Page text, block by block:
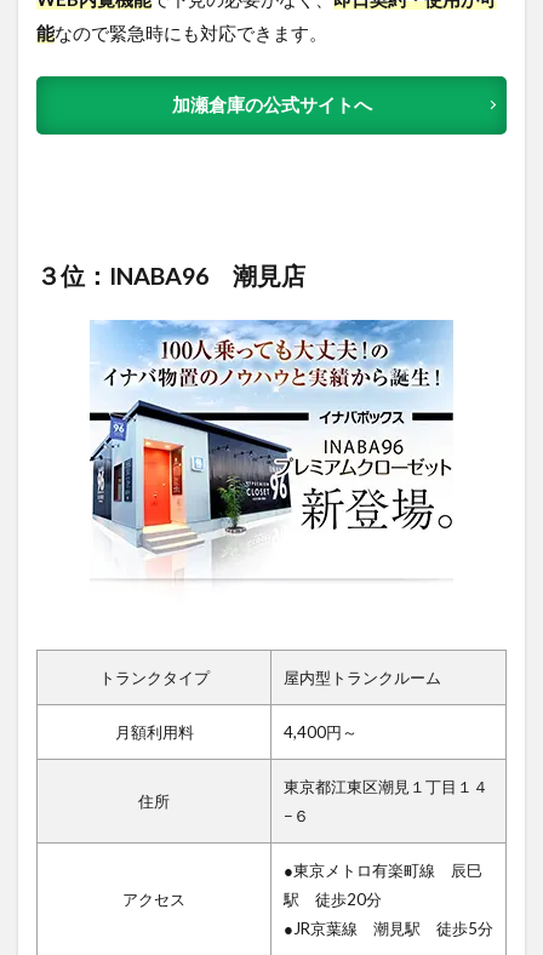
能なので緊急時にも対応できます。
加瀬倉庫の公式サイトへ
３位：INABA96 潮見店
トランクタイプ 屋内型トランクルーム
月額利用料 4,400円～
住所
東京都江東区潮見１丁目１４
−６
アクセス
●東京メトロ有楽町線 辰巳
駅 徒歩20分
●JR京葉線 潮見駅 徒歩5分